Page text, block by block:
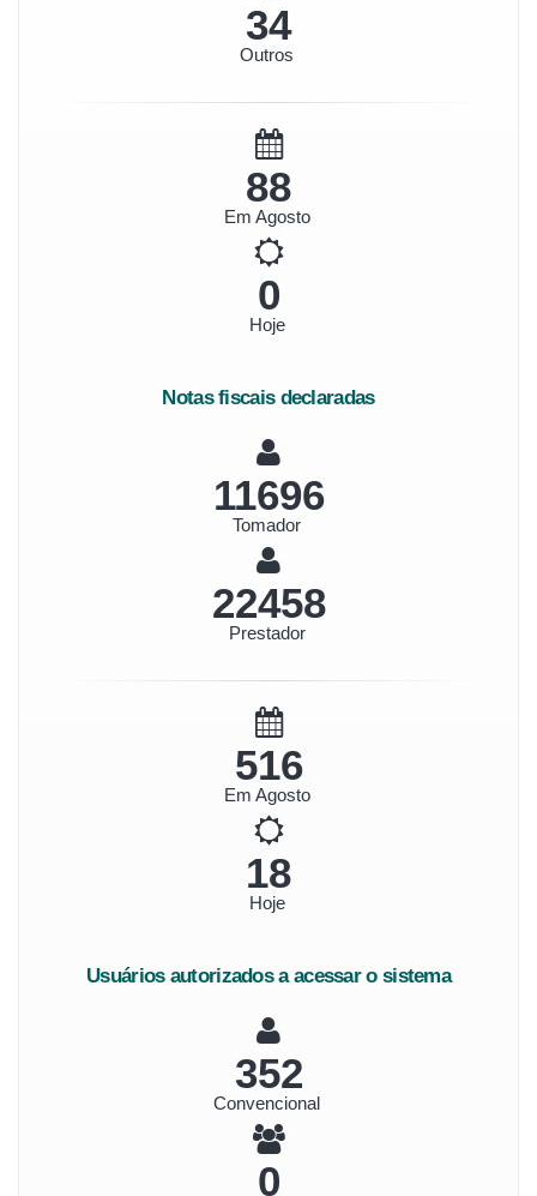
39
Outros
101
Em Agosto
0
Hoje
Notas fiscais declaradas
13495
Tomador
25913
Prestador
578
Em Agosto
21
Hoje
Usuários autorizados a acessar o sistema
394
Convencional
0